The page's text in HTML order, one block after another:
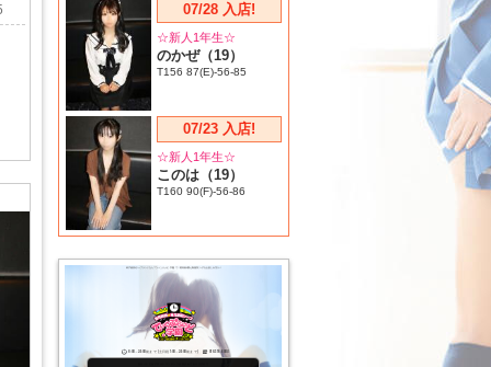
07/28 入店!
☆新人1年生☆
のかぜ（19）
T156 87(E)-56-85
07/23 入店!
☆新人1年生☆
このは（19）
T160 90(F)-56-86